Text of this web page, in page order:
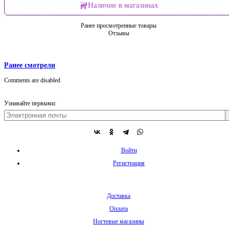
Наличие в магазинах
Ранее просмотренные товары
Отзывы
Ранее смотрели
Comments are disabled
Узнавайте первыми:
Войти
Регистрация
Доставка
Оплата
Ногтевые магазины